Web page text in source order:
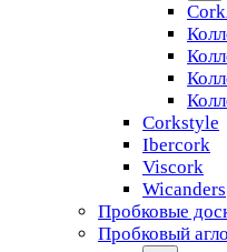
Corkstyle
Ibercork
Viscork
Wicanders
Пробковые
Пробковый